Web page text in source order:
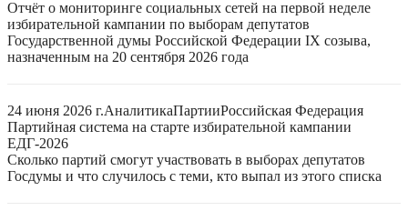
Отчёт о мониторинге социальных сетей на первой неделе
избирательной кампании по выборам депутатов
Государственной думы Российской Федерации IX созыва,
назначенным на 20 сентября 2026 года
24 июня 2026 г.АналитикаПартииРоссийская Федерация
Партийная система на старте избирательной кампании
ЕДГ-2026
Сколько партий смогут участвовать в выборах депутатов
Госдумы и что случилось с теми, кто выпал из этого списка